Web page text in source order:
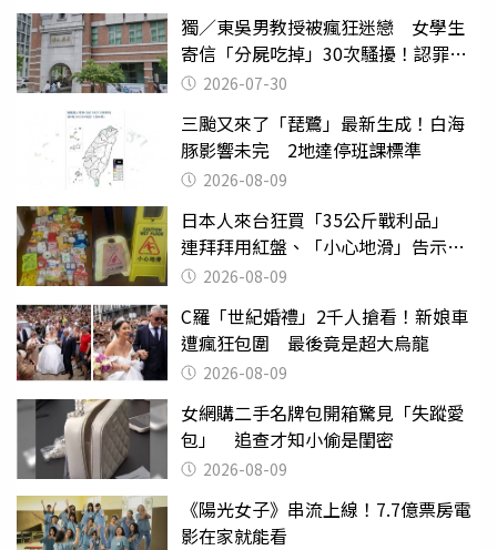
獨／東吳男教授被瘋狂迷戀 女學生
寄信「分屍吃掉」30次騷擾！認罪免
關 2026-07-30
三颱又來了「琵鷺」最新生成！白海
豚影響未完 2地達停班課標準
2026-08-09
日本人來台狂買「35公斤戰利品」
連拜拜用紅盤、「小心地滑」告示牌
也帶回家
2026-08-09
C羅「世紀婚禮」2千人搶看！新娘車
遭瘋狂包圍 最後竟是超大烏龍
2026-08-09
女網購二手名牌包開箱驚見「失蹤愛
包」 追查才知小偷是閨密
2026-08-09
《陽光女子》串流上線！7.7億票房電
影在家就能看